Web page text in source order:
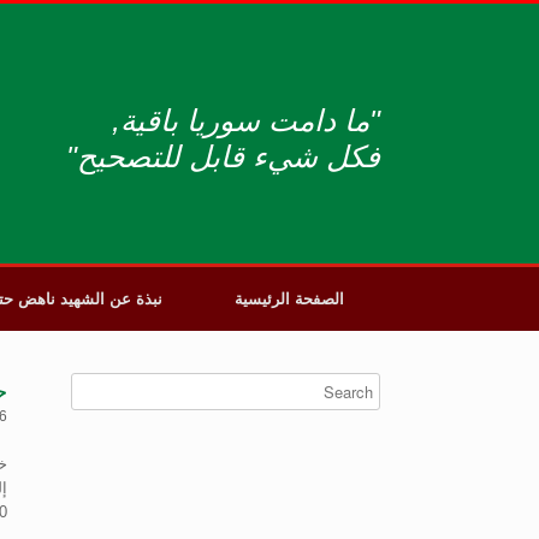
"ما دامت سوريا باقية,
فكل شيء قابل للتصحيح"
الصفحة الرئيسية نبذة عن الشهيد ناهض
1800